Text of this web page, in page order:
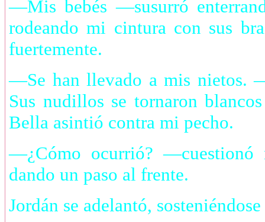
—Mis bebés —susurró
rodeando mi cintura con sus
fuertemente.
—Se han llevado a mis nietos.
Sus nudillos se tornaron
Bella asintió contra mi pecho.
—¿Cómo ocurrió? —cuestionó
dando un paso al frente.
Jordán se adelantó,